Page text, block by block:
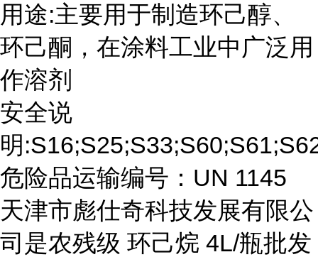
用途:主要用于制造环己醇、
环己酮，在涂料工业中广泛用
作溶剂
安全说
明
危险品运输编号：UN 1145
天津市彪仕奇科技发展有限公
司是农残级 环己烷 4L/瓶批发